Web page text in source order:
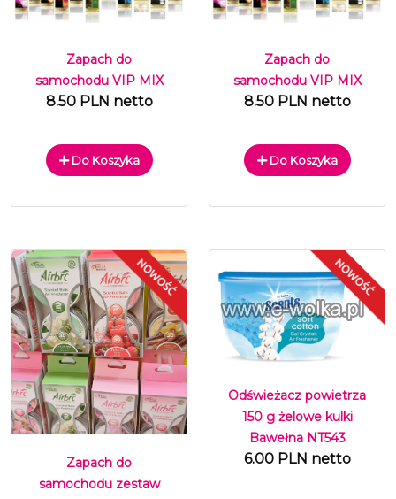
Zapach do
samochodu VIP MIX
8.50 PLN netto
Do Koszyka
Zapach do
samochodu VIP MIX
8.50 PLN netto
Do Koszyka
Zapach do
samochodu zestaw
Odświeżacz powietrza
150 g żelowe kulki
Bawełna NT543
6.00 PLN netto